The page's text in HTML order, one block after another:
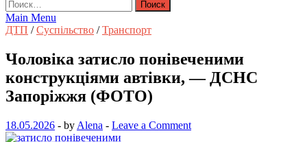
Найти:
Main Menu
ДТП /Суспільство /Транспорт
Чоловіка затисло понівеченими
конструкціями автівки, — ДСНС
Запоріжжя (ФОТО)
18.05.2026 - by Alena - Leave a Comment